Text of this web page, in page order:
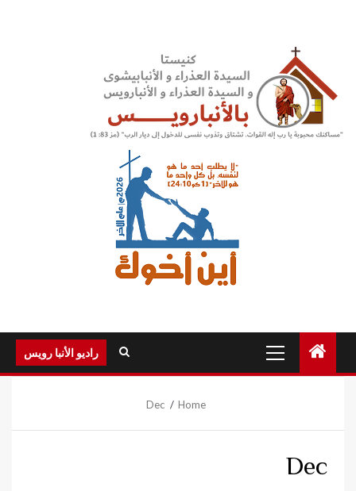
Menu
راديو الأنبا رويس
Home
Dec
Dec